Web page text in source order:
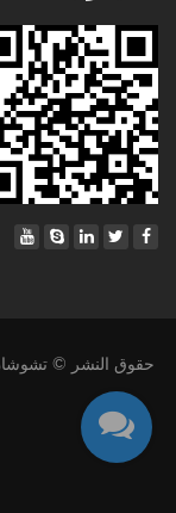
حقوق النشر © تشوشان